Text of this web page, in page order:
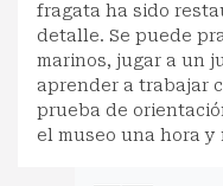
fragata ha sido
detalle. Se puede
marinos, jugar a un
aprender a trabajar
prueba de
el museo una hora y